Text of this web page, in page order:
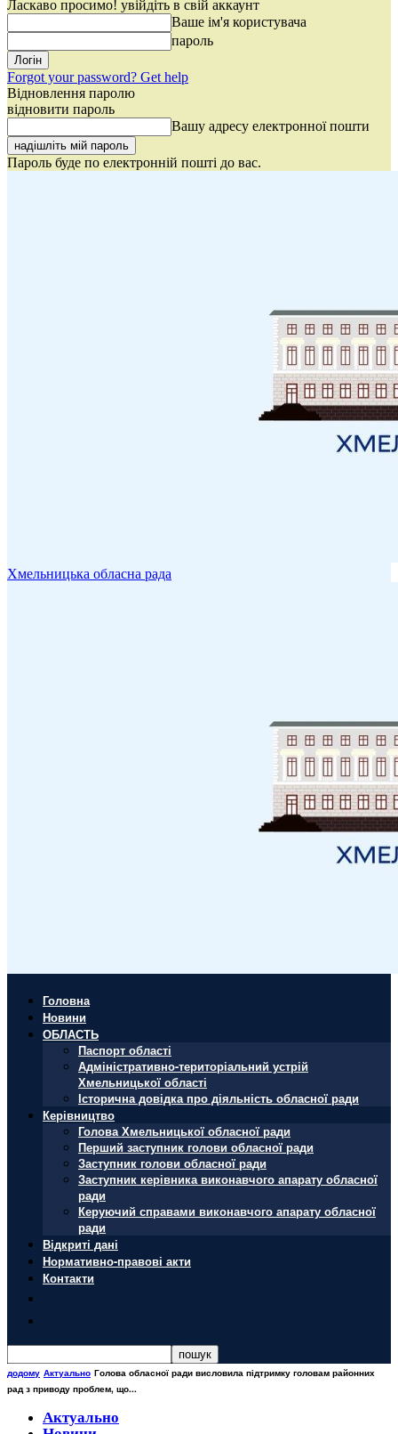
Ласкаво просимо! увійдіть в свій аккаунт
Ваше ім'я користувача
пароль
Forgot your password? Get help
Відновлення паролю
відновити пароль
Вашу адресу електронної пошти
Пароль буде по електронній пошті до вас.
Хмельницька обласна рада
Головна
Новини
ОБЛАСТЬ
Паспорт області
Адміністративно-територіальний устрій
Хмельницької області
Історична довідка про діяльність обласної ради
Керівництво
Голова Хмельницької обласної ради
Перший заступник голови обласної ради
Заступник голови обласної ради
Заступник керівника виконавчого апарату обласної
ради
Керуючий справами виконавчого апарату обласної
ради
Відкриті дані
Нормативно-правові акти
Контакти
додому Актуально Голова обласної ради висловила підтримку головам районних
рад з приводу проблем, що...
Актуально